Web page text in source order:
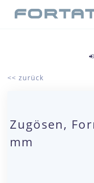
<< zurück
Zugösen,
mm